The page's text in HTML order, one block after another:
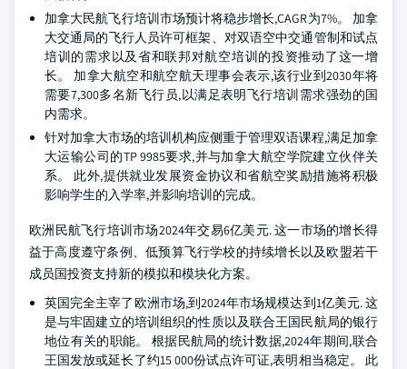
加拿大民航飞行培训市场预计将稳步增长,CAGR为7%。 加拿
大交通局的飞行人员许可框架、对双语空中交通管制和试点
培训的需求以及省和联邦对航空培训的投资推动了这一增
长。 加拿大航空和航空航天理事会表示,该行业到2030年将
需要7,300多名新飞行员,以满足表明飞行培训需求强劲的国
内需求。
针对加拿大市场的培训机构应侧重于管理双语课程,满足加拿
大运输公司的TP 9985要求,并与加拿大航空学院建立伙伴关
系。 此外,提供就业发展资金协议和省航空奖励措施将积极
影响学生的入学率,并影响培训的完成。
欧洲民航飞行培训市场2024年交易6亿美元. 这一市场的增长得
益于高度遵守条例、低预算飞行学校的持续增长以及欧盟若干
成员国投资支持新的模拟和模块化方案。
英国完全主宰了欧洲市场,到2024年市场规模达到1亿美元. 这
是与牢固建立的培训组织的性质以及联合王国民航局的银行
地位有关的职能。 根据民航局的统计数据,2024年期间,联合
王国发放或延长了约15 000份试点许可证,表明相当稳定。 此